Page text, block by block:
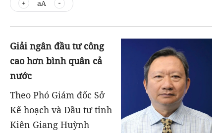
aA
Giải ngân đầu tư công
cao hơn bình quân cả
nước
Theo Phó Giám đốc Sở
Kế hoạch và Đầu tư tỉnh
Kiên Giang Huỳnh